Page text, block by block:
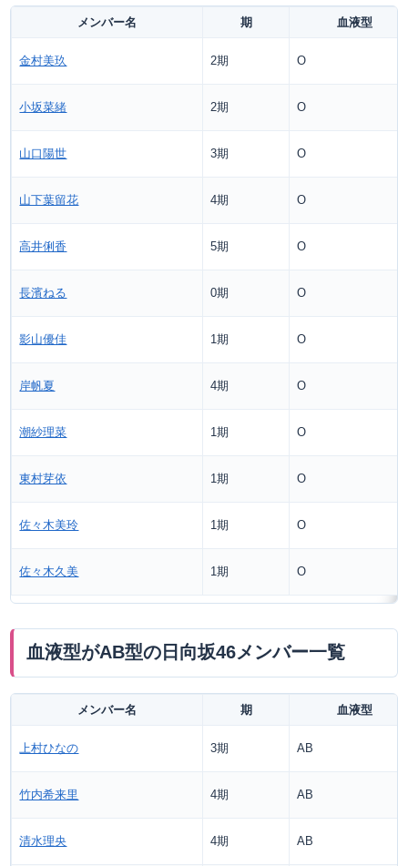
メンバー名 期 血液型
金村美玖 2期 O
小坂菜緒 2期 O
山口陽世 3期 O
山下葉留花 4期 O
高井俐香 5期 O
長濱ねる 0期 O
影山優佳 1期 O
岸帆夏 4期 O
潮紗理菜 1期 O
東村芽依 1期 O
佐々木美玲 1期 O
佐々木久美 1期 O
血液型がAB型の日向坂46メンバー一覧
メンバー名 期 血液型
上村ひなの 3期 AB
竹内希来里 4期 AB
清水理央 4期 AB